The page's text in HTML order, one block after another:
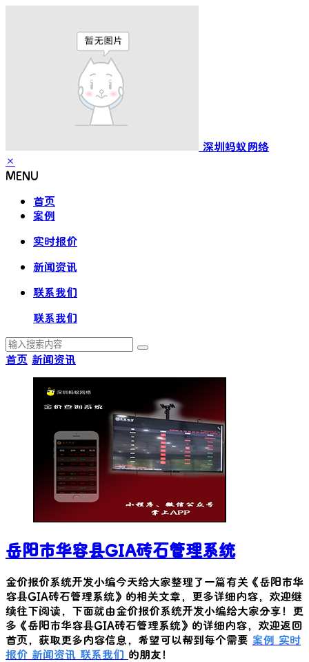
深圳蚂蚁网络
×
MENU
首页
案例
实时报价
新闻资讯
联系我们
联系我们
首页 新闻资讯
岳阳市华容县GIA砖石管理系统
金价报价系统开发小编今天给大家整理了一篇有关《岳阳市华
容县GIA砖石管理系统》的相关文章，更多详细内容，欢迎继
续往下阅读，下面就由金价报价系统开发小编给大家分享！更
多《岳阳市华容县GIA砖石管理系统》的详细内容，欢迎返回
首页，获取更多内容信息，希望可以帮到每个需要 案例 实时
报价 新闻资讯 联系我们 的朋友！